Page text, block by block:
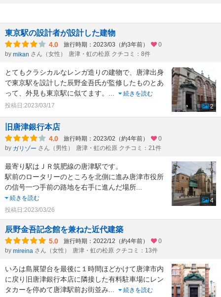
東京駅の設計者が設計した建物
4.0 旅行時期：2023/03（約3年前）
0
by mikan さん（女性） 唐津・虹の松原 クチコミ：8件
とてもクラシカルなレンガ造りの建物で、唐津出身
で東京駅を設計した辰野金吾氏が監修したものとあ
って、外見も東京駅に似てます。
続きを読む
投稿日:2023/03/17
2
旧唐津銀行本店
4.0 旅行時期：2023/02（約4年前）
0
by ガリゾー さん（男性） 唐津・虹の松原 クチコミ：21件
最寄り駅はＪＲ筑肥線の唐津駅です。
駅前のロータリーのところを北側に進み唐津市役所
の信号一つ手前の路地を右手に進んだ場所
続きを読む
投稿日:2023/03/26
4
辰野金吾記念館を兼ねた近代建築
5.0 旅行時期：2022/12（約4年前）
0
by mireina さん（女性） 唐津・虹の松原 クチコミ：13件
いろは島展望台を最後に１時間ほどかけて唐津市内
に戻り旧唐津銀行本店に隣接した有料駐車場にレン
タカーを停めて唐津駅前お街並み
続きを読む